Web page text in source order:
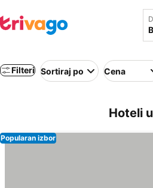
Filteri Sortiraj po Cena
Hoteli
Popularan izbor